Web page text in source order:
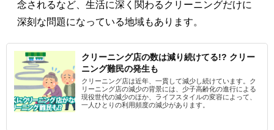
念されるなど、生活に深く関わるクリーニングだけに
深刻な問題になっている地域もあります。
クリーニング店の数は減り続けてる!? クリー
ニング難民の発生も
クリーニング店は近年、一貫して減少し続けています。ク
リーニング店の減少の背景には、少子高齢化の進行による
現役世代の減少のほか、ライフスタイルの変容によって、
一人ひとりの利用頻度の減少があります。